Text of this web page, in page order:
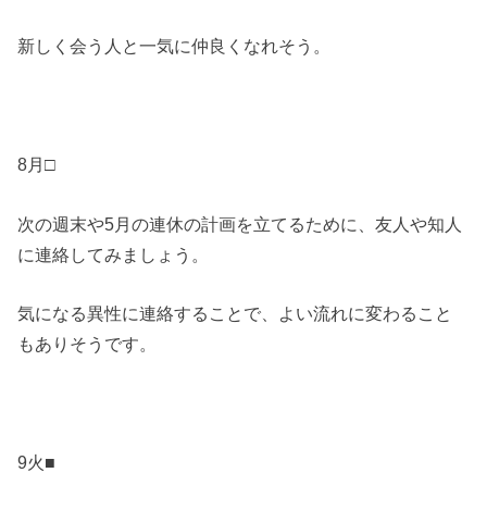
新しく会う人と一気に仲良くなれそう。
8月□
次の週末や5月の連休の計画を立てるために、友人や知人
に連絡してみましょう。
気になる異性に連絡することで、よい流れに変わること
もありそうです。
9火■